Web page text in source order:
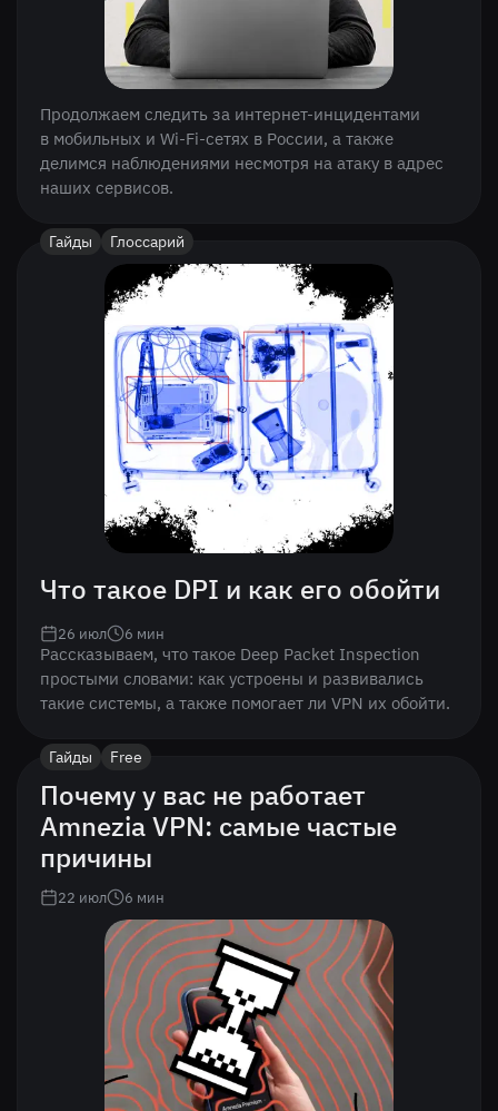
Продолжаем следить за интернет-инцидентами
в мобильных и Wi-Fi-сетях в России, а также
делимся наблюдениями несмотря на атаку в адрес
наших сервисов.
Гайды Глоссарий
Что такое DPI и как его обойти
Рассказываем, что такое Deep Packet Inspection
простыми словами: как устроены и развивались
такие системы, а также помогает ли VPN их обойти.
26 июл 6 мин
Гайды Free
Почему у вас не работает
Amnezia VPN: самые частые
причины
22 июл 6 мин